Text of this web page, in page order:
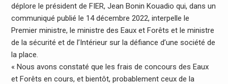
déplore le président de FIER, Jean Bonin Kouadio qui, dans un
communiqué publié le 14 décembre 2022, interpelle le
Premier ministre, le ministre des Eaux et Forêts et le ministre
de la sécurité et de l’Intérieur sur la défiance d’une société de
la place.
« Nous avons constaté que les frais de concours des Eaux
et Forêts en cours, et bientôt, probablement ceux de la